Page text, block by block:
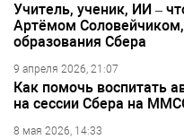
Учитель, ученик, ИИ –
Артёмом
образования Сбера
9 апреля 2026, 21:07
Как помочь воспитать
на сессии Сбера на
8 мая 2026, 14:33